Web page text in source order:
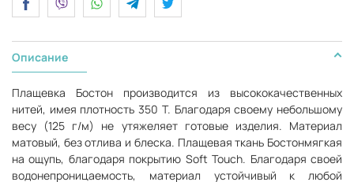
Описание
Плащевка Бостон производится из высококачественных
нитей, имея плотность 350 Т. Благодаря своему небольшому
весу (125 г/м) не утяжеляет готовые изделия. Материал
матовый, без отлива и блеска. Плащевая ткань Бостонмягкая
на ощупь, благодаря покрытию Soft Touch. Благодаря своей
водонепроницаемость, материал устойчивый к любой